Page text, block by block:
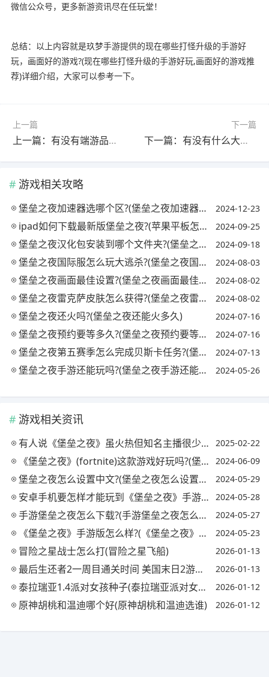
微信公众号，更多新游资讯尽在任玩堂！
总结：以上内容就是玖梦手游提供的现在哪些打怪升级的手游好
玩，画面好的游戏?(现在哪些打怪升级的手游好玩,画面好的游戏推
荐)详细介绍，大家可以参考一下。
上一篇
上一篇：有没有端游品质好玩的手游推荐一下?(有没有端游品质好玩的手游推荐一下知乎)
下一篇
下一篇：有没有什么大型的手游，打击感十足的，打怪升级的可以推荐?(打怪的手游有哪些)
游戏相关攻略
堡垒之夜加速器选哪个区?(堡垒之夜加速器哪个好) 2024-12-23
ipad如何下载最新版堡垒之夜?(苹果平板怎么下载堡垒之夜) 2024-09-25
堡垒之夜汉化包安装到哪个文件夹?(堡垒之夜汉化包安装到哪个文件夹里面) 2024-09-18
堡垒之夜国际服怎么玩大逃杀?(堡垒之夜国际版怎么玩) 2024-08-03
堡垒之夜画面最佳设置?(堡垒之夜画面最佳设置是什么) 2024-08-02
堡垒之夜雷克萨皮肤怎么获得?(堡垒之夜雷克萨皮肤怎么获得视频) 2024-08-02
堡垒之夜还火吗?(堡垒之夜还能火多久) 2024-07-16
堡垒之夜预约要等多久?(堡垒之夜预约要等多久才能进) 2024-07-16
堡垒之夜第五赛季怎么完成贝斯卡任务?(堡垒之夜中贝斯卡任务几级) 2024-07-13
堡垒之夜手游还能玩吗?(堡垒之夜手游还能玩吗现在) 2024-05-26
游戏相关资讯
有人说《堡垒之夜》虽火热但知名主播很少入坑，只有大司马和嗨氏，你怎么看? 2025-02-22
《堡垒之夜》(fortnite)这款游戏好玩吗?(堡垒之夜好玩吗值得入手吗) 2024-06-09
堡垒之夜怎么设置中文?(堡垒之夜怎么设置中文switch) 2024-05-29
安卓手机要怎样才能玩到《堡垒之夜》手游?(安卓手机要怎样才能玩到《堡垒之夜》手游游戏) 2024-05-28
手游堡垒之夜怎么下载?(手游堡垒之夜怎么下载安装) 2024-05-27
《堡垒之夜》手游版怎么样?(《堡垒之夜》手游版怎么样玩) 2024-05-23
冒险之星战士怎么打(冒险之星飞船) 2026-01-13
最后生还者2一周目通关时间 美国末日2游戏时长是多少(最后生还者2一周目多久) 2026-01-13
泰拉瑞亚1.4派对女孩种子(泰拉瑞亚派对女孩原型) 2026-01-12
原神胡桃和温迪哪个好(原神胡桃和温迪选谁) 2026-01-12